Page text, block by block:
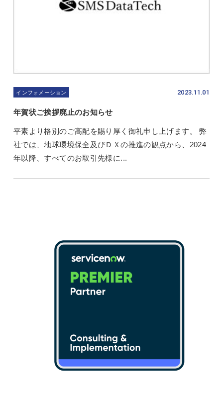
インフォメーション 2023.11.01
年賀状ご挨拶廃止のお知らせ
平素より格別のご高配を賜り厚く御礼申し上げます。 弊
社では、地球環境保全及びＤＸの推進の観点から、2024
年以降、すべてのお取引先様に...